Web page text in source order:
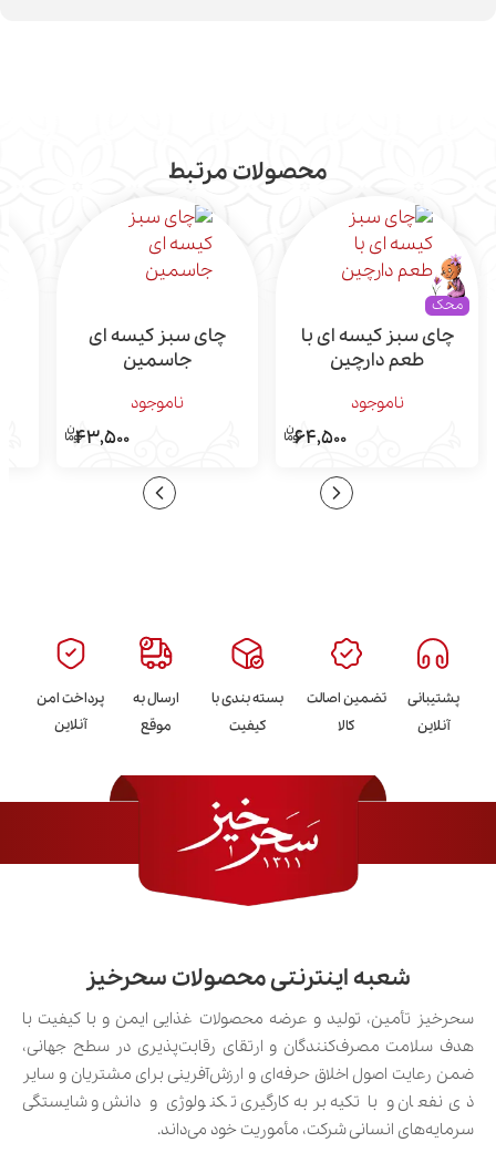
محصولات مرتبط
محک
چای سبز کیسه ای با
طعم دارچین
ناموجود
64,500
چای سبز کیسه ای
جاسمین
ناموجود
43,500
پشتیبانی
آنلاین
تضمین اصالت
کالا
بسته بندی با
کیفیت
ارسال به
موقع
پرداخت امن
آنلاین
شعبه اینترنتی محصولات سحرخیز
سحرخیز تأمین، تولید و عرضه محصولات غذایی ایمن و با کیفیت با
هدف سلامت مصرف‌کنندگان و ارتقای رقابت‌پذیری در سطح جهانی،
ضمن رعایت اصول اخلاق حرفه‌ای و ارزش‌آفرینی برای مشتریان و سایر
ذی‌نفعان و با تکیه بر به‌کارگیری تکنولوژی و دانش و شایستگی
سرمایه‌های انسانی شرکت، مأموریت خود می‌داند.